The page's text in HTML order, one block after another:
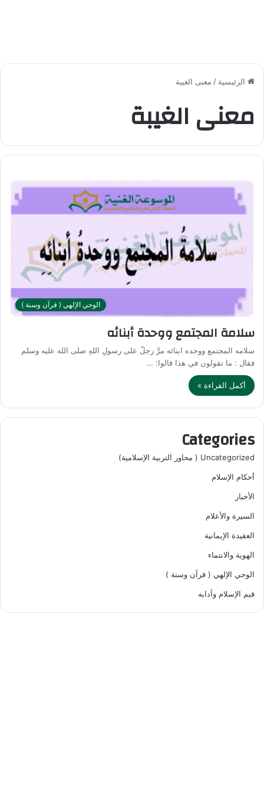
الرئيسية / معنى الغيبة
معنى الغيبة
الوحي الإلهي ( قرآن وسنة )
سلامة المجتمع ووحدة أبنائه
سلامه المجتمع ووحده ابنائه مرَّ رجلٌ على رسولِ اللهِ صلى الله عليه وسلم
فقال : ما تقولون في هذا قالوا: …
أكمل القراءة »
Categories
Uncategorized ( محاور التربية الإسلامية)
أحكام الإسلام
الأخبار
السيرة والأعلام
العقيدة الإيمانية
الهوية والانتماء
الوحي الإلهي ( قرآن وسنة )
قيم الإسلام وآدابه